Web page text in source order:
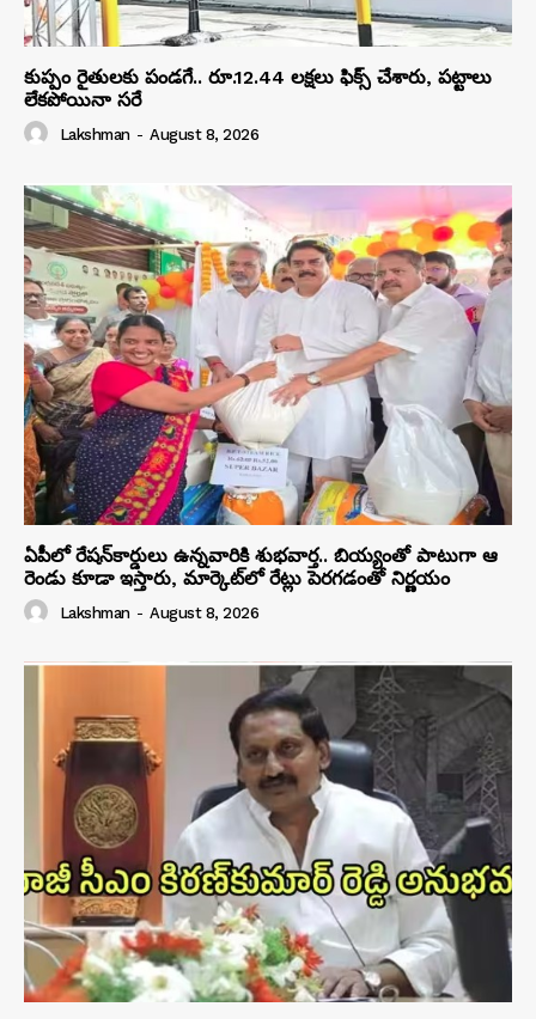
కుప్పం రైతులకు పండగే.. రూ.12.44 లక్షలు ఫిక్స్ చేశారు, పట్టాలు
లేకపోయినా సరే
Lakshman - August 8, 2026
ఏపీలో రేషన్‌కార్డులు ఉన్నవారికి శుభవార్త.. బియ్యంతో పాటుగా ఆ
రెండు కూడా ఇస్తారు, మార్కెట్‌లో రేట్లు పెరగడంతో నిర్ణయం
Lakshman - August 8, 2026